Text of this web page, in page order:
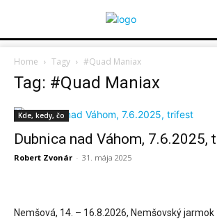
Home Tagy #Quad Maniax
Tag: #Quad Maniax
Kde, kedy, čo
Dubnica nad Váhom, 7.6.2025,
Robert Zvonár - 31. mája 2025
Nemšová, 14. – 16.8.2026, Nemšovský jarmok